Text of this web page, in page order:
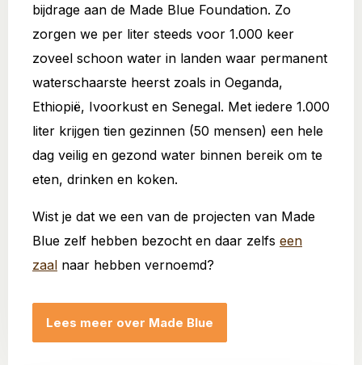
bijdrage aan de Made Blue Foundation. Zo
zorgen we per liter steeds voor 1.000 keer
zoveel schoon water in landen waar permanent
waterschaarste heerst zoals in Oeganda,
Ethiopië, Ivoorkust en Senegal. Met iedere 1.000
liter krijgen tien gezinnen (50 mensen) een hele
dag veilig en gezond water binnen bereik om te
eten, drinken en koken.
Wist je dat we een van de projecten van Made
Blue zelf hebben bezocht en daar zelfs een
zaal naar hebben vernoemd?
Lees meer over Made Blue